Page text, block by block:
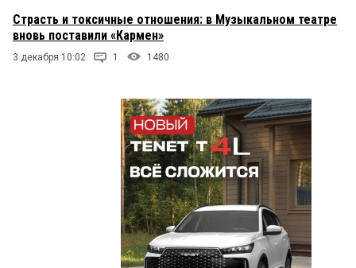
Страсть и токсичные отношения: в Музыкальном театре
вновь поставили «Кармен»
3 декабря 10:02 1 1480